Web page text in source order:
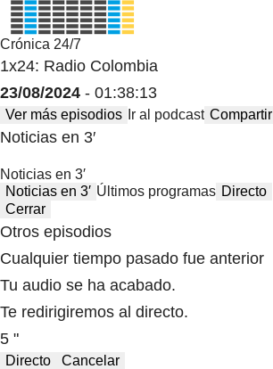
Crónica 24/7
1x24: Radio Colombia
23/08/2024 - 01:38:13
Ver más episodios Ir al podcast Compartir
Noticias en 3′
Noticias en 3′
Noticias en 3′ Últimos programas Directo
Cerrar
Otros episodios
Cualquier tiempo pasado fue anterior
Tu audio se ha acabado.
Te redirigiremos al directo.
5 "
Directo Cancelar